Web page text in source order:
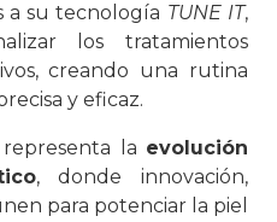
a su tecnología TUNE IT,
los tratamientos
creando una rutina
y eficaz.
representa la evolución
, donde innovación,
para potenciar la piel